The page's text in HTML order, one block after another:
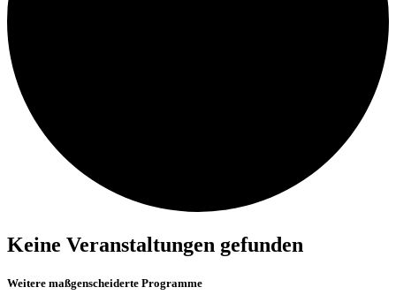
Keine Veranstaltungen gefunden
Weitere maßgenscheiderte Programme